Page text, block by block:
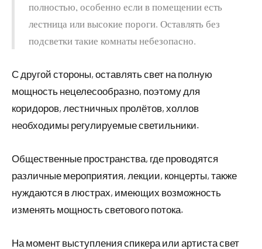
полностью, особенно если в помещении есть
лестница или высокие пороги. Оставлять без
подсветки такие комнаты небезопасно.
С другой стороны, оставлять свет на полную
мощность нецелесообразно, поэтому для
коридоров, лестничных пролётов, холлов
необходимы регулируемые светильники.
Общественные пространства, где проводятся
различные мероприятия, лекции, концерты, также
нуждаются в люстрах, имеющих возможность
изменять мощность светового потока.
На момент выступления спикера или артиста свет